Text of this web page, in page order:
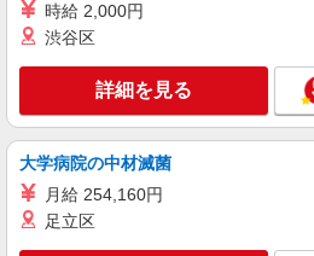
キープ
パート
なか卯 平塚西口店
接客・調理スタッ
掃・など）
神奈川県平塚市
時給 2,000円
渋谷区
詳細を見る
大学病院の中材滅菌
月給 254,160円
足立区